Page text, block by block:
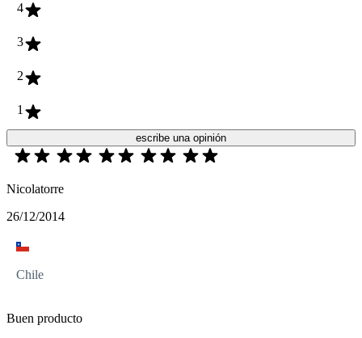
4
3
2
1
escribe una opinión
Nicolatorre
26/12/2014
Chile
Buen producto